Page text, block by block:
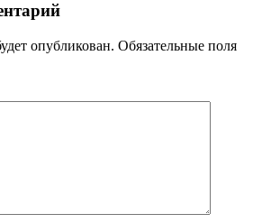
опубликован. Обязательные поля